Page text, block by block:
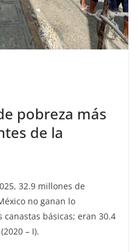
pobreza más
de la
32.9 millones de
no ganan lo
básicas; eran 30.4
– I).